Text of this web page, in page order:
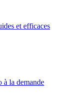
et efficaces
à la demande